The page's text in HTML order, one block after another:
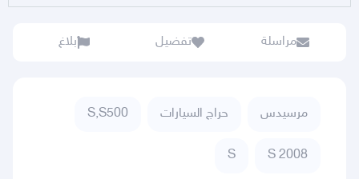
مراسلة تفضيل بلاغ
مرسيدس حراج السيارات S,S500
S 2008
S